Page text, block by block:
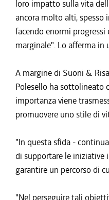
loro impatto sulla vita
ancora molto alti, spesso
facendo enormi
marginale". Lo afferma in
A margine di Suoni &
Polesello ha sottolineato
importanza viene
promuovere uno stile di
"In questa sfida -
di supportare le
garantire un percorso di
"Nel perseguire tali